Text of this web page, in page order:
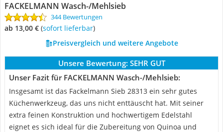
FACKELMANN Wasch-/Mehlsieb
344 Bewertungen
ab 13,00 € ( Sofort lieferbar)
Preisvergleich und weitere Angebote
Unsere Bewertung: SEHR GUT
Unser Fazit für FACKELMANN Wasch-/Mehlsieb:
Insgesamt ist das Fackelmann Sieb 28313 ein sehr gutes
Küchenwerkzeug, das uns nicht enttäuscht hat. Mit seiner
extra feinen Konstruktion und hochwertigem Edelstahl
eignet es sich ideal für die Zubereitung von Quinoa und